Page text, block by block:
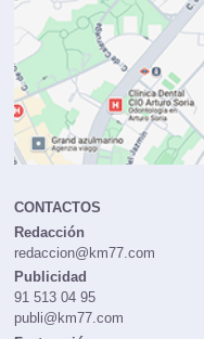
CONTACTOS
Redacción
redaccion@km77.com
Publicidad
91 513 04 95
publi@km77.com